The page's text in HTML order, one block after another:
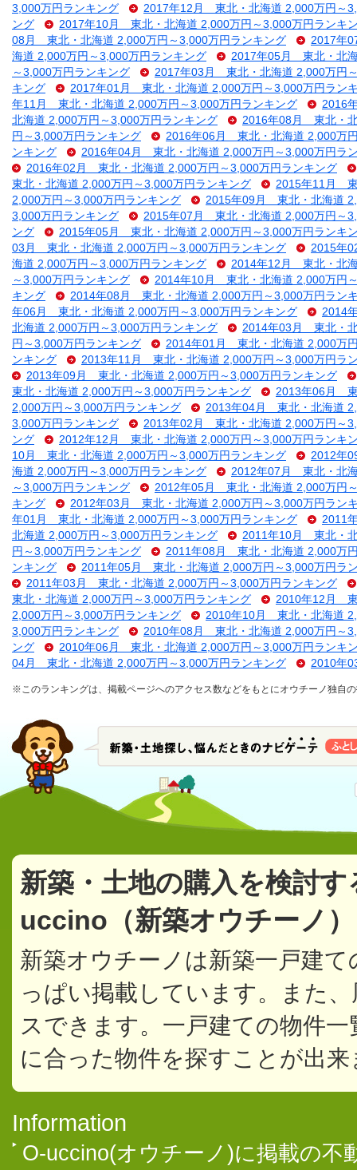
3,000万円ランキング
2017年12月 東北・北海道 2,000万円～
ング
2017年10月 東北・北海道 2,000万円～3,000万円ランキ
08月 東北・北海道 2,000万円～3,000万円ランキング
2017年
海道 2,000万円～3,000万円ランキング
2017年05月 東北・北
～3,000万円ランキング
2017年03月 東北・北海道 2,000万円
キング
2017年01月 東北・北海道 2,000万円～3,000万円ラン
年11月 東北・北海道 2,000万円～3,000万円ランキング
2016
北海道 2,000万円～3,000万円ランキング
2016年08月 東北・
円～3,000万円ランキング
2016年06月 東北・北海道 2,000万
ンキング
2016年04月 東北・北海道 2,000万円～3,000万円ラ
2016年02月 東北・北海道 2,000万円～3,000万円ランキング
東北・北海道 2,000万円～3,000万円ランキング
2015年11月 東
2,000万円～3,000万円ランキング
2015年09月 東北・北海道
3,000万円ランキング
2015年07月 東北・北海道 2,000万円～
ング
2015年05月 東北・北海道 2,000万円～3,000万円ランキ
03月 東北・北海道 2,000万円～3,000万円ランキング
2015年
海道 2,000万円～3,000万円ランキング
2014年12月 東北・北
～3,000万円ランキング
2014年10月 東北・北海道 2,000万円
キング
2014年08月 東北・北海道 2,000万円～3,000万円ラン
年06月 東北・北海道 2,000万円～3,000万円ランキング
2014
北海道 2,000万円～3,000万円ランキング
2014年03月 東北・
円～3,000万円ランキング
2014年01月 東北・北海道 2,000万
ンキング
2013年11月 東北・北海道 2,000万円～3,000万円ラ
2013年09月 東北・北海道 2,000万円～3,000万円ランキング
東北・北海道 2,000万円～3,000万円ランキング
2013年06月 東
2,000万円～3,000万円ランキング
2013年04月 東北・北海道
3,000万円ランキング
2013年02月 東北・北海道 2,000万円～
ング
2012年12月 東北・北海道 2,000万円～3,000万円ランキ
10月 東北・北海道 2,000万円～3,000万円ランキング
2012年
海道 2,000万円～3,000万円ランキング
2012年07月 東北・北
～3,000万円ランキング
2012年05月 東北・北海道 2,000万円
キング
2012年03月 東北・北海道 2,000万円～3,000万円ラン
年01月 東北・北海道 2,000万円～3,000万円ランキング
2011
北海道 2,000万円～3,000万円ランキング
2011年10月 東北・
円～3,000万円ランキング
2011年08月 東北・北海道 2,000万
ンキング
2011年05月 東北・北海道 2,000万円～3,000万円ラ
2011年03月 東北・北海道 2,000万円～3,000万円ランキング
東北・北海道 2,000万円～3,000万円ランキング
2010年12月 東
2,000万円～3,000万円ランキング
2010年10月 東北・北海道
3,000万円ランキング
2010年08月 東北・北海道 2,000万円～
ング
2010年06月 東北・北海道 2,000万円～3,000万円ランキ
04月 東北・北海道 2,000万円～3,000万円ランキング
2010年
※このランキングは、掲載ページへのアクセス数などをもとにオウチーノ独自
新築・土地の購入を検討
uccino（新築オウチーノ
新築オウチーノは新築一戸建
っぱい掲載しています。また
スできます。一戸建ての物件
に合った物件を探すことが出来
Information
O-uccino(オウチーノ)に掲載の不